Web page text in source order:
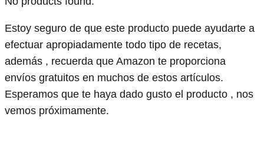
Estoy seguro de que este producto puede ayudarte a
efectuar apropiadamente todo tipo de recetas,
además , recuerda que Amazon te proporciona
envíos gratuitos en muchos de estos artículos.
Esperamos que te haya dado gusto el producto , nos
vemos próximamente.